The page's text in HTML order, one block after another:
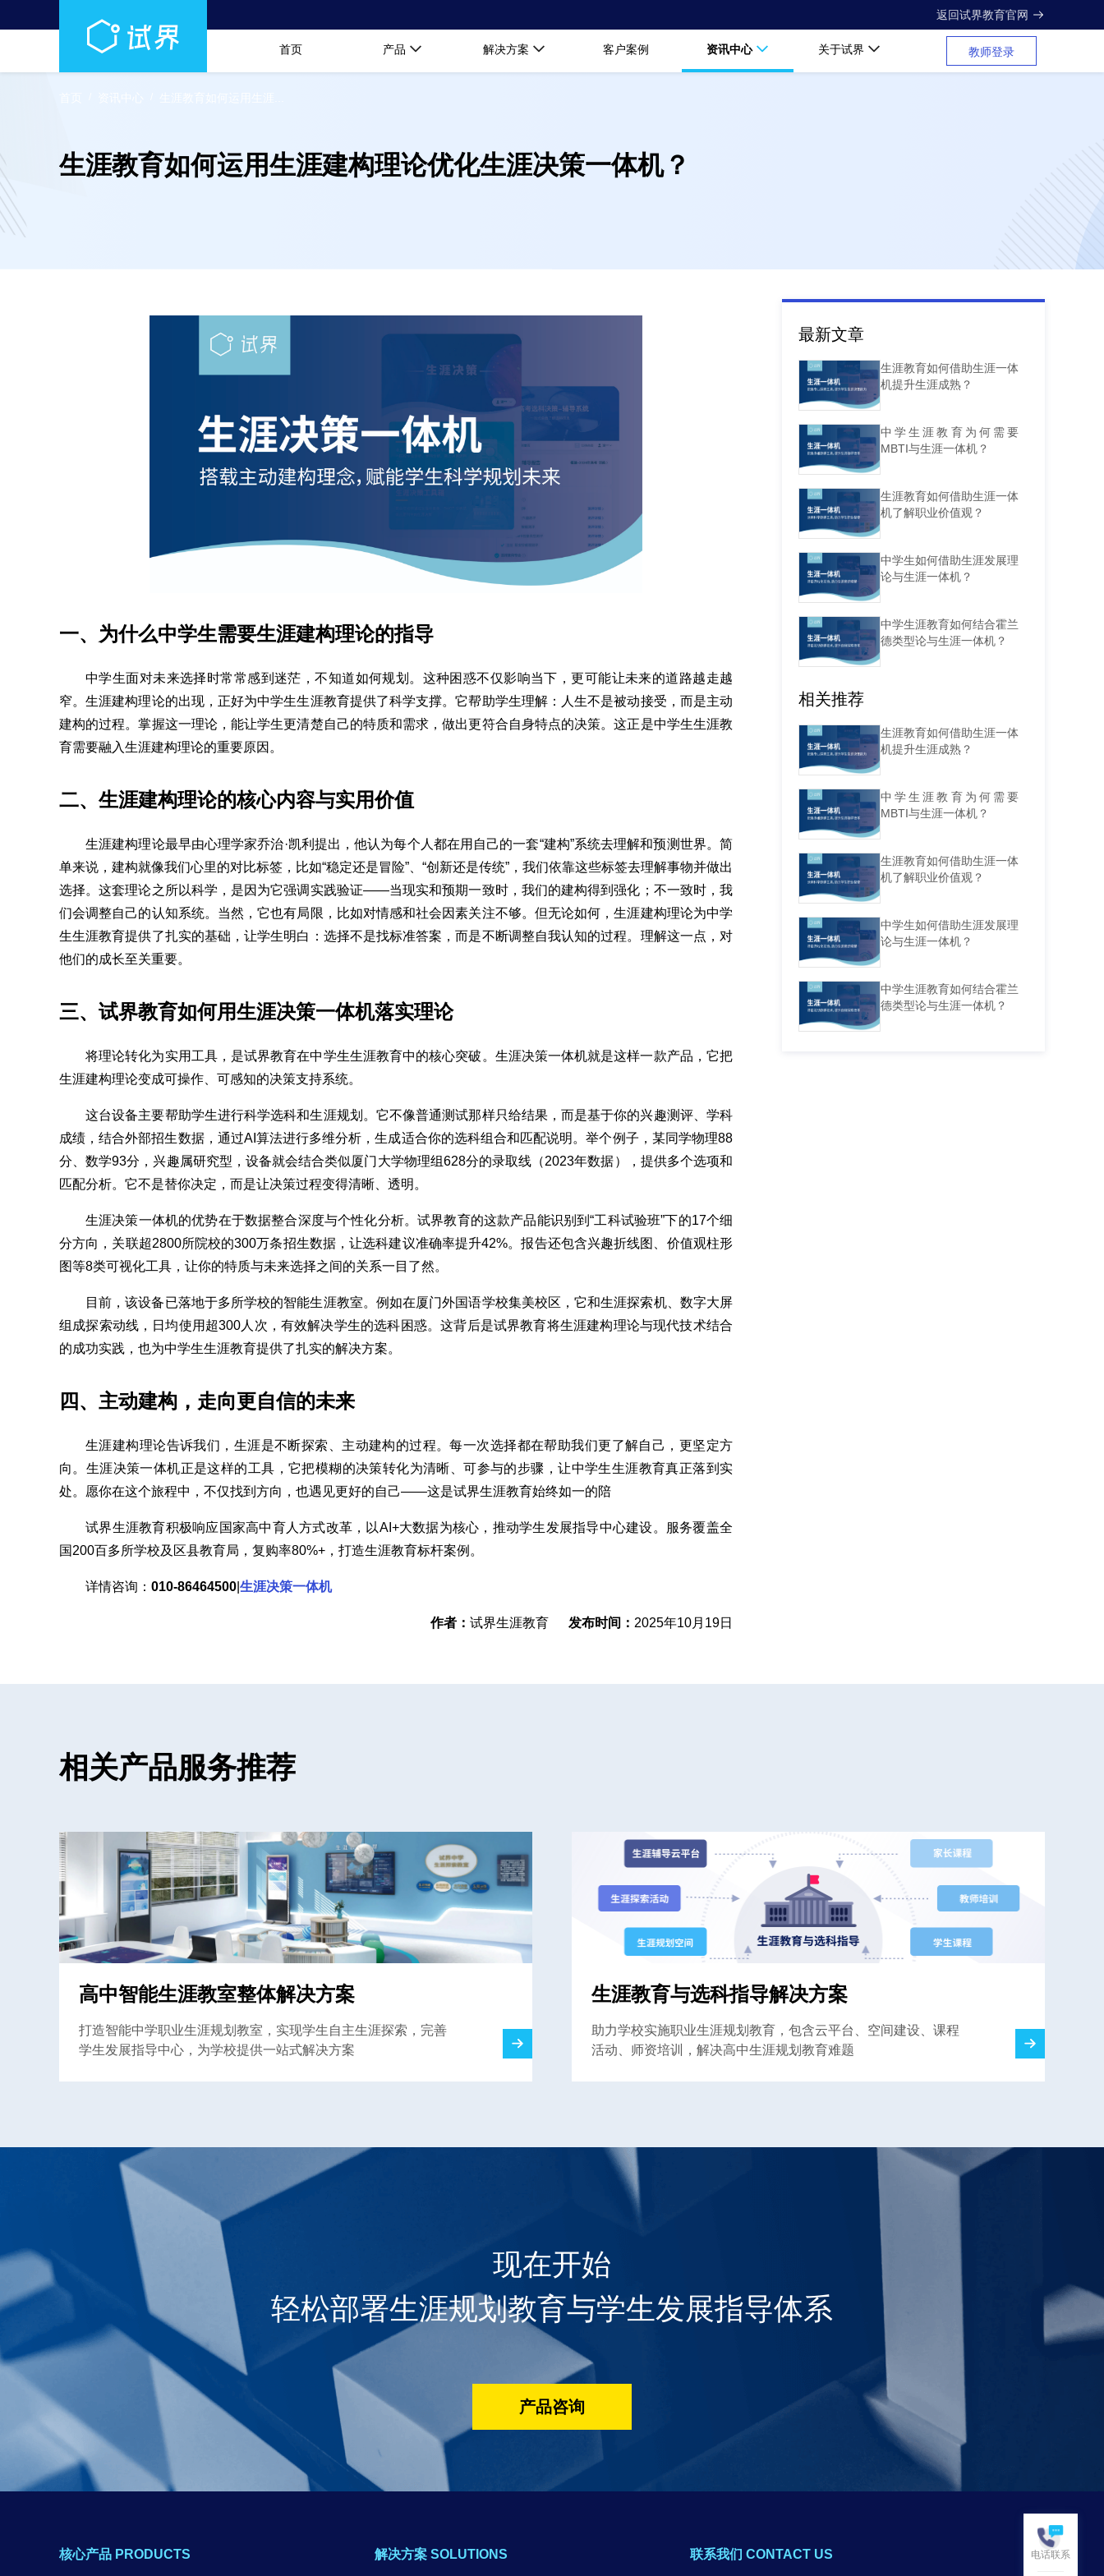
返回试界教育官网
首页 产品 解决方案 客户案例 资讯中心 关于试界 教师登录
生涯教育如何运用生涯建构理论优化生涯决策一体机？
一、为什么中学生需要生涯建构理论的指导
中学生面对未来选择时常常感到迷茫，不知道如何规划。这种困惑不仅影响当下，更可能让未来的道路越走越
窄。生涯建构理论的出现，正好为中学生生涯教育提供了科学支撑。它帮助学生理解：人生不是被动接受，而是主动
建构的过程。掌握这一理论，能让学生更清楚自己的特质和需求，做出更符合自身特点的决策。这正是中学生生涯教
育需要融入生涯建构理论的重要原因。
二、生涯建构理论的核心内容与实用价值
生涯建构理论最早由心理学家乔治·凯利提出，他认为每个人都在用自己的一套“建构”系统去理解和预测世界。简
单来说，建构就像我们心里的对比标签，比如“稳定还是冒险”、“创新还是传统”，我们依靠这些标签去理解事物并做出
选择。这套理论之所以科学，是因为它强调实践验证——当现实和预期一致时，我们的建构得到强化；不一致时，我
们会调整自己的认知系统。当然，它也有局限，比如对情感和社会因素关注不够。但无论如何，生涯建构理论为中学
生生涯教育提供了扎实的基础，让学生明白：选择不是找标准答案，而是不断调整自我认知的过程。理解这一点，对
他们的成长至关重要。
三、试界教育如何用生涯决策一体机落实理论
将理论转化为实用工具，是试界教育在中学生生涯教育中的核心突破。生涯决策一体机就是这样一款产品，它把
生涯建构理论变成可操作、可感知的决策支持系统。
这台设备主要帮助学生进行科学选科和生涯规划。它不像普通测试那样只给结果，而是基于你的兴趣测评、学科
成绩，结合外部招生数据，通过AI算法进行多维分析，生成适合你的选科组合和匹配说明。举个例子，某同学物理88
分、数学93分，兴趣属研究型，设备就会结合类似厦门大学物理组628分的录取线（2023年数据），提供多个选项和
匹配分析。它不是替你决定，而是让决策过程变得清晰、透明。
生涯决策一体机的优势在于数据整合深度与个性化分析。试界教育的这款产品能识别到“工科试验班”下的17个细
分方向，关联超2800所院校的300万条招生数据，让选科建议准确率提升42%。报告还包含兴趣折线图、价值观柱形
图等8类可视化工具，让你的特质与未来选择之间的关系一目了然。
目前，该设备已落地于多所学校的智能生涯教室。例如在厦门外国语学校集美校区，它和生涯探索机、数字大屏
组成探索动线，日均使用超300人次，有效解决学生的选科困惑。这背后是试界教育将生涯建构理论与现代技术结合
的成功实践，也为中学生生涯教育提供了扎实的解决方案。
四、主动建构，走向更自信的未来
生涯建构理论告诉我们，生涯是不断探索、主动建构的过程。每一次选择都在帮助我们更了解自己，更坚定方
向。生涯决策一体机正是这样的工具，它把模糊的决策转化为清晰、可参与的步骤，让中学生生涯教育真正落到实
处。愿你在这个旅程中，不仅找到方向，也遇见更好的自己——这是试界生涯教育始终如一的陪
试界生涯教育积极响应国家高中育人方式改革，以AI+大数据为核心，推动学生发展指导中心建设。服务覆盖全
国200百多所学校及区县教育局，复购率80%+，打造生涯教育标杆案例。
详情咨询： 010-86464500 生涯决策一体机
作者： 试界生涯教育 发布时间： 2025年10月19日
最新文章
生涯教育如何借助生涯一体
机提升生涯成熟？
中学生涯教育为何需要
MBTI与生涯一体机？
生涯教育如何借助生涯一体
机了解职业价值观？
中学生如何借助生涯发展理
论与生涯一体机？
中学生涯教育如何结合霍兰
德类型论与生涯一体机？
相关推荐
生涯教育如何借助生涯一体
机提升生涯成熟？
中学生涯教育为何需要
MBTI与生涯一体机？
生涯教育如何借助生涯一体
机了解职业价值观？
中学生如何借助生涯发展理
论与生涯一体机？
中学生涯教育如何结合霍兰
德类型论与生涯一体机？
相关产品服务推荐
高中智能生涯教室整体解决方案
打造智能中学职业生涯规划教室，实现学生自主生涯探索，完善
学生发展指导中心，为学校提供一站式解决方案
生涯教育与选科指导解决方案
助力学校实施职业生涯规划教育，包含云平台、空间建设、课程
活动、师资培训，解决高中生涯规划教育难题
现在开始
轻松部署生涯规划教育与学生发展指导体系
产品咨询
核心产品 PRODUCTS 解决方案 SOLUTIONS 联系我们 CONTACT US 电话联系